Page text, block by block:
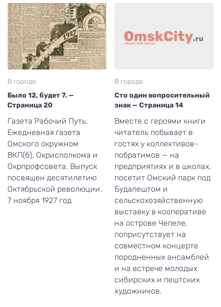
В городе
Было 12, будет 7. —
Страница 20
Газета Рабочий Путь.
Ежедневная газета
Омского окружном
ВКП(б), Окрисполкома и
Окрпрофсовета. Выпуск
посвящен десятилетию
Октябрьской революции.
7 ноября 1927 год
В городе
Сто один вопросительный
знак — Страница 14
Вместе с героями книги
читатель побывает в
гостях у коллективов-
побратимов — на
предприятиях и в школах,
посетит Омский парк под
Будапештом и
сельскохозяйственную
выставку в кооперативе
на острове Чепеле,
поприсутствует на
совместном концерте
породненных ансамблей
и на встрече молодых
сибирских и пештских
художников.